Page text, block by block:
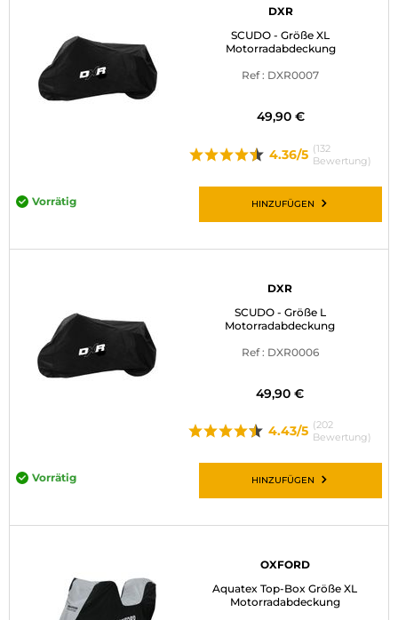
DXR
SCUDO - Größe XL
Motorradabdeckung
Ref : DXR0007
49,90 €
4.36/5 (132
Bewertung)
Vorrätig HINZUFÜGEN
DXR
SCUDO - Größe L
Motorradabdeckung
Ref : DXR0006
49,90 €
4.43/5 (202
Bewertung)
Vorrätig HINZUFÜGEN
OXFORD
Aquatex Top-Box Größe XL
Motorradabdeckung